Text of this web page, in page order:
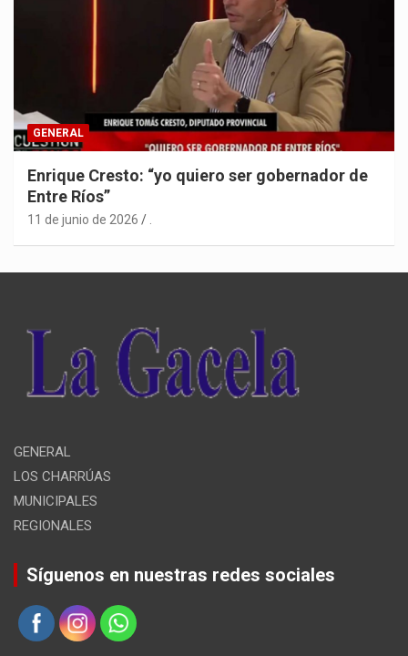
GENERAL
Enrique Cresto: “yo quiero ser gobernador de
Entre Ríos”
11 de junio de 2026
GENERAL
LOS CHARRÚAS
MUNICIPALES
REGIONALES
Síguenos en nuestras redes sociales